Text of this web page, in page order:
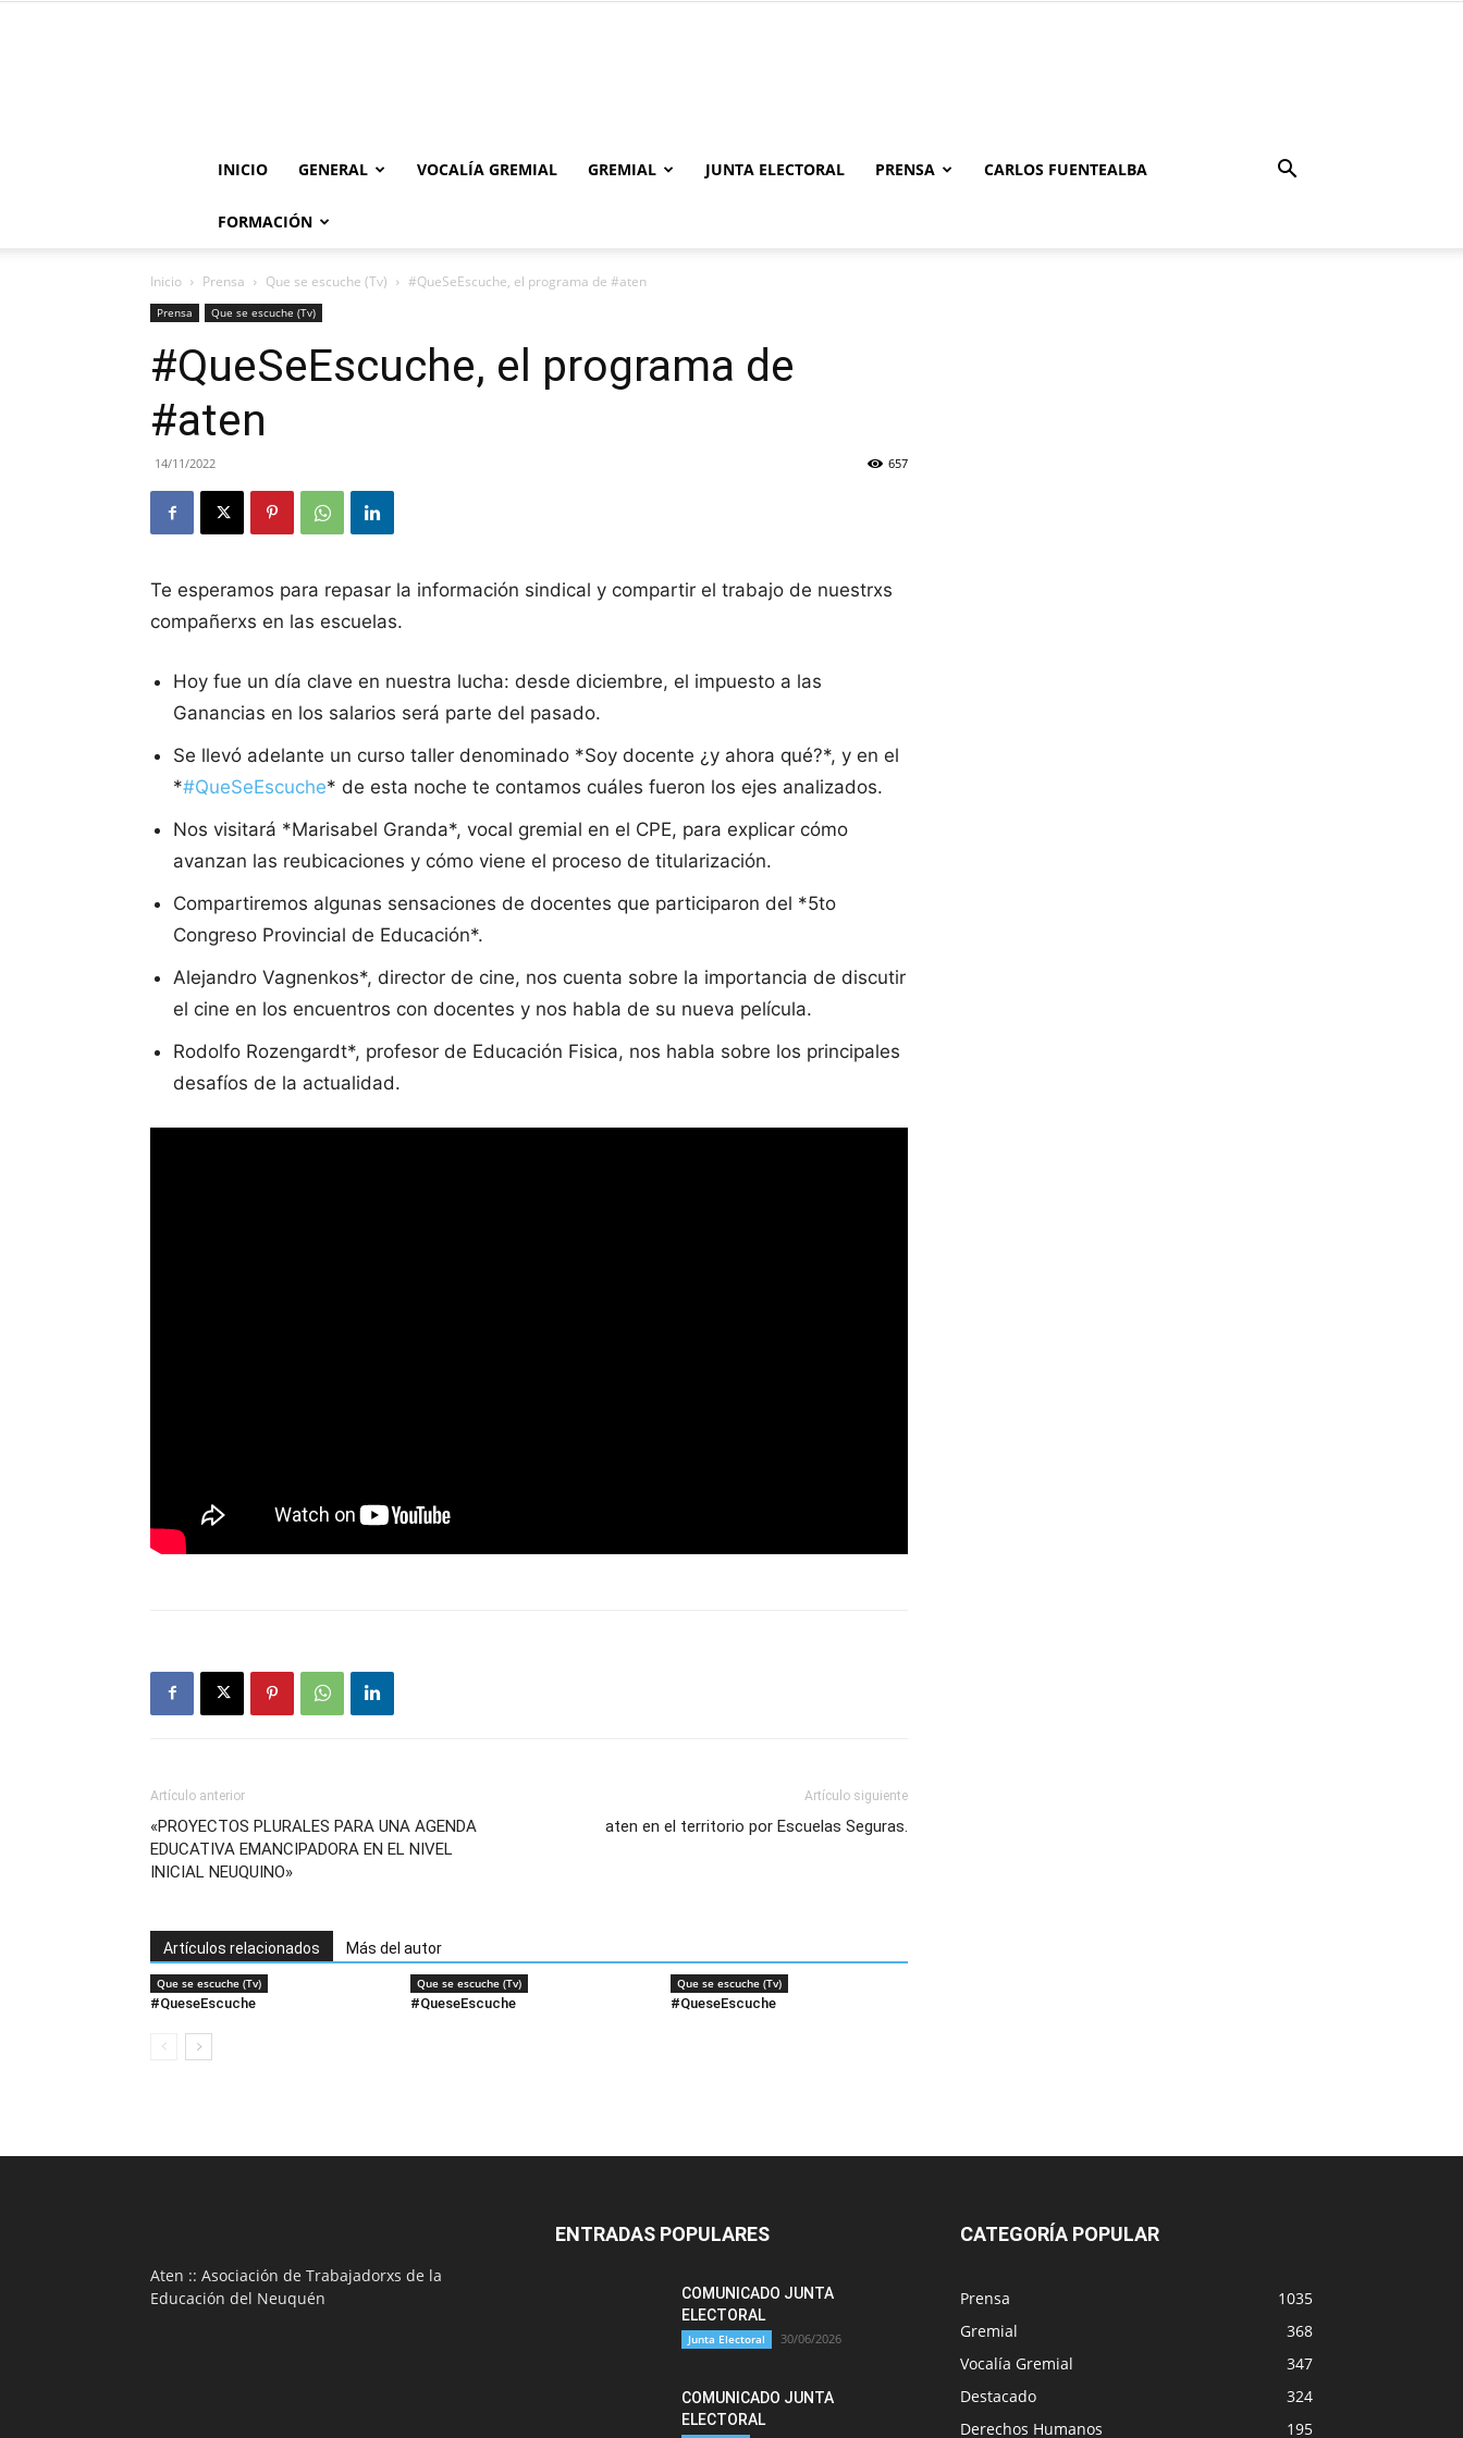
INICIO GENERAL VOCALÍA GREMIAL GREMIAL JUNTA ELECTORAL PRENSA CARLOS FUENTEALBA
FORMACIÓN
Inicio Prensa Que se escuche (Tv) #QueSeEscuche, el programa de #aten
Prensa Que se escuche (Tv)
#QueSeEscuche, el programa de
#aten
14/11/2022 657
Te esperamos para repasar la información sindical y compartir el trabajo de nuestrxs
compañerxs en las escuelas.
Hoy fue un día clave en nuestra lucha: desde diciembre, el impuesto a las
Ganancias en los salarios será parte del pasado.
Se llevó adelante un curso taller denominado *Soy docente ¿y ahora qué?*, y en el
*#QueSeEscuche* de esta noche te contamos cuáles fueron los ejes analizados.
Nos visitará *Marisabel Granda*, vocal gremial en el CPE, para explicar cómo
avanzan las reubicaciones y cómo viene el proceso de titularización.
Compartiremos algunas sensaciones de docentes que participaron del *5to
Congreso Provincial de Educación*.
Alejandro Vagnenkos*, director de cine, nos cuenta sobre la importancia de discutir
el cine en los encuentros con docentes y nos habla de su nueva película.
Rodolfo Rozengardt*, profesor de Educación Fisica, nos habla sobre los principales
desafíos de la actualidad.
Artículo anterior
«PROYECTOS PLURALES PARA UNA AGENDA
EDUCATIVA EMANCIPADORA EN EL NIVEL
INICIAL NEUQUINO»
Artículo siguiente
aten en el territorio por Escuelas Seguras.
Artículos relacionados Más del autor
Que se escuche (Tv)
#QueseEscuche
Que se escuche (Tv)
#QueseEscuche
Que se escuche (Tv)
#QueseEscuche
Aten :: Asociación de Trabajadorxs de la
Educación del Neuquén
ENTRADAS POPULARES
COMUNICADO JUNTA
ELECTORAL
Junta Electoral 30/06/2026
COMUNICADO JUNTA
ELECTORAL
CATEGORÍA POPULAR
Prensa
1035
Gremial
368
Vocalía Gremial
347
Destacado
324
Derechos Humanos
195